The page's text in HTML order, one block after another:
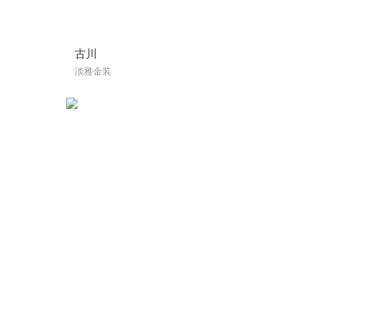
古川
淡雅金装